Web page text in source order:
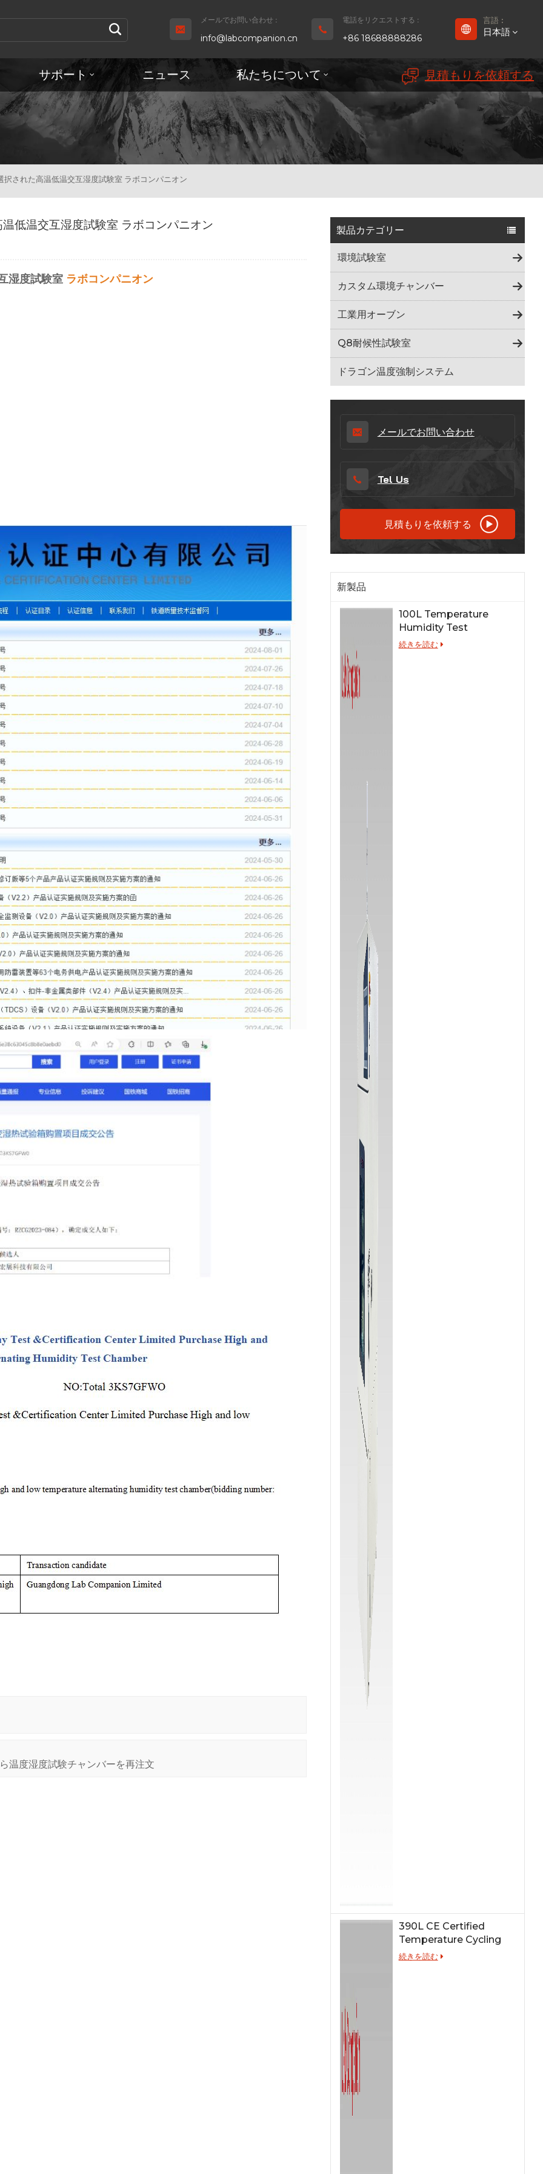
メールでお問い合わせ :
info@labcompanion.cn
電話をリクエストする :
+86 18688888286
言語 :
日本語
Español
日本語
Tiếng Việt
中文
サポート ニュース 私たちについて 見積もりを依頼する
された高温低温交互湿度試験室 ラボコンパニオン
製品カテゴリー
環境試験室
カスタム環境チャンバー
工業用オーブン
Q8耐候性試験室
ドラゴン温度強制システム
メールでお問い合わせ
Tel Us
見積もりを依頼する
新製品
100L Temperature
Humidity Test
Chamber for Lab
続きを読む
390L CE Certified
Temperature Cycling
Test Chamber
続きを読む
低温交互湿度試験室 ラボコンパニオン
湿度試験室 ラボコンパニオン
度湿度試験チャンバーを再注文